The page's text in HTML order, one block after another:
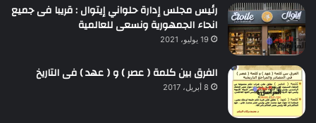
رئيس مجلس إدارة حلواني إيتوال : قريبا فى جميع
انحاء الجمهورية ونسعى للعالمية
19 يوليو، 2021
الفرق بين كلمة ( عصر ) و ( عهد ) فى التاريخ
8 أبريل، 2017